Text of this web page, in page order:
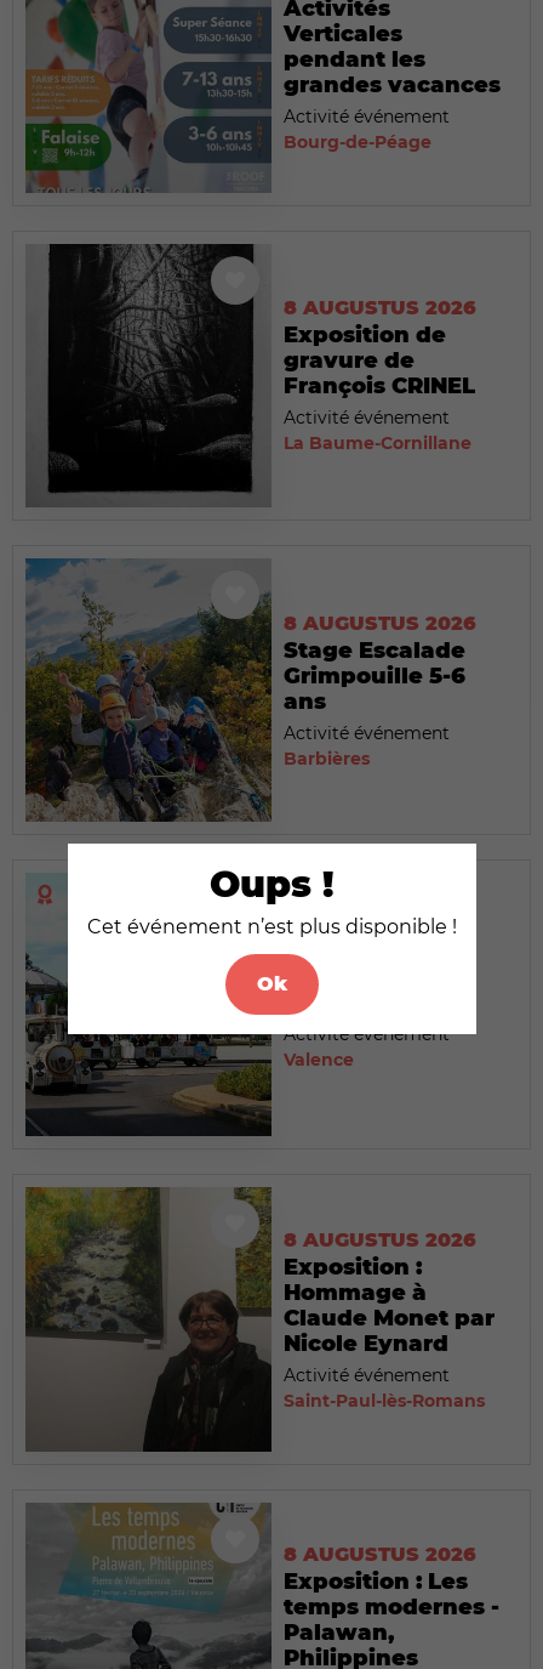
Oups !
Cet événement n’est plus disponible !
Ok
Activités
Verticales
pendant les
grandes vacances
Activité événement
Bourg-de-Péage
8 AUGUSTUS 2026
Exposition de
gravure de
François CRINEL
Activité événement
La Baume-Cornillane
8 AUGUSTUS 2026
Stage Escalade
Grimpouille 5-6
ans
Activité événement
Barbières
8 AUGUSTUS 2026
Le Petit Train
touristique
Activité événement
Valence
8 AUGUSTUS 2026
Exposition :
Hommage à
Claude Monet par
Nicole Eynard
Activité événement
Saint-Paul-lès-Romans
8 AUGUSTUS 2026
Exposition : Les
temps modernes -
Palawan,
Philippines